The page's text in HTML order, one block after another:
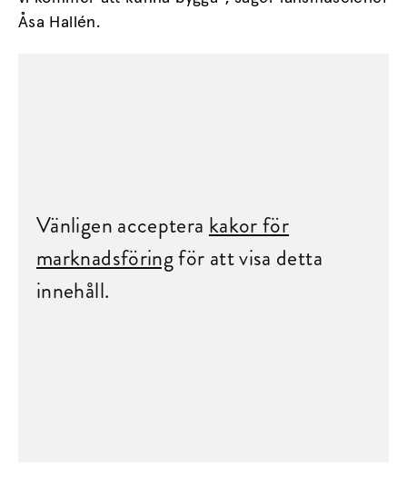
Åsa Hallén.
Vänligen acceptera kakor för
marknadsföringför att visa detta
innehåll.